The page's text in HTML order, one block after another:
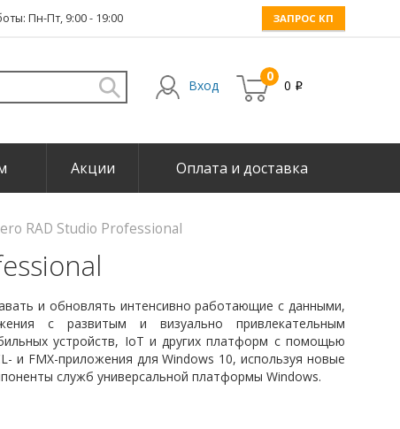
Пн-Пт, 9:00 - 19:00 ЗАПРОС КП
Вход
0
0 i
Акции Оплата и доставка
RAD Studio Professional
и обновлять интенсивно работающие с данными,
с развитым и визуально привлекательным
устройств, IoT и других платформ с помощью
и FMX-приложения для Windows 10, используя новые
служб универсальной платформы Windows.